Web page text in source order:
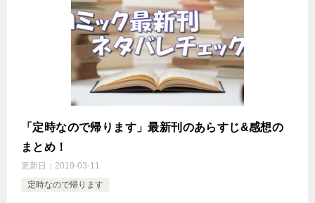
「定時なので帰ります」最新刊のあらすじ&感想の
まとめ！
更新日： 2019-03-11
定時なので帰ります